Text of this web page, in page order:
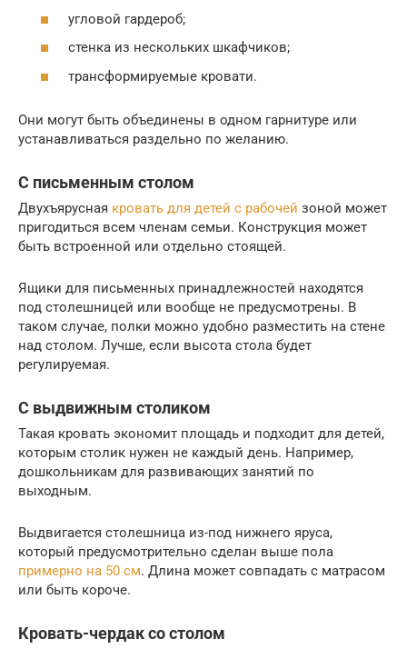
угловой гардероб;
стенка из нескольких шкафчиков;
трансформируемые кровати.
Они могут быть объединены в одном гарнитуре или
устанавливаться раздельно по желанию.
С письменным столом
Двухъярусная кровать для детей с рабочей зоной может
пригодиться всем членам семьи. Конструкция может
быть встроенной или отдельно стоящей.
Ящики для письменных принадлежностей находятся
под столешницей или вообще не предусмотрены. В
таком случае, полки можно удобно разместить на стене
над столом. Лучше, если высота стола будет
регулируемая.
С выдвижным столиком
Такая кровать экономит площадь и подходит для детей,
которым столик нужен не каждый день. Например,
дошкольникам для развивающих занятий по
выходным.
Выдвигается столешница из-под нижнего яруса,
который предусмотрительно сделан выше пола
примерно на 50 см. Длина может совпадать с матрасом
или быть короче.
Кровать-чердак со столом